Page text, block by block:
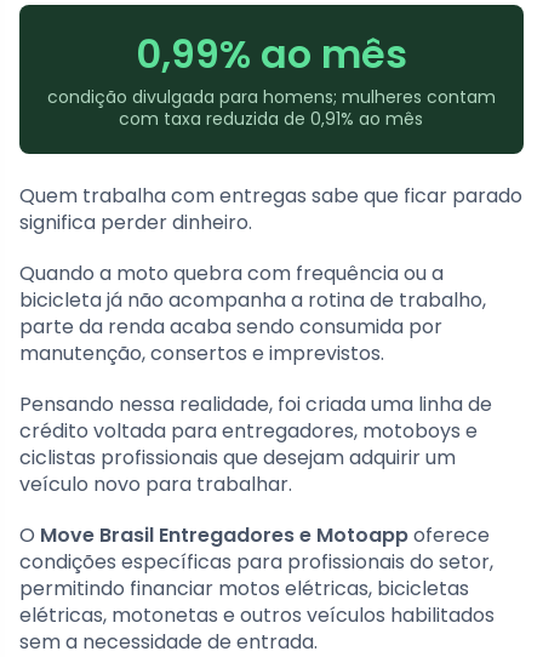
0,99% ao mês
condição divulgada para homens; mulheres contam
com taxa reduzida de 0,91% ao mês
Quem trabalha com entregas sabe que ficar parado
significa perder dinheiro.
Quando a moto quebra com frequência ou a
bicicleta já não acompanha a rotina de trabalho,
parte da renda acaba sendo consumida por
manutenção, consertos e imprevistos.
Pensando nessa realidade, foi criada uma linha de
crédito voltada para entregadores, motoboys e
ciclistas profissionais que desejam adquirir um
veículo novo para trabalhar.
O Move Brasil Entregadores e Motoappoferece
condições específicas para profissionais do setor,
permitindo financiar motos elétricas, bicicletas
elétricas, motonetas e outros veículos habilitados
sem a necessidade de entrada.